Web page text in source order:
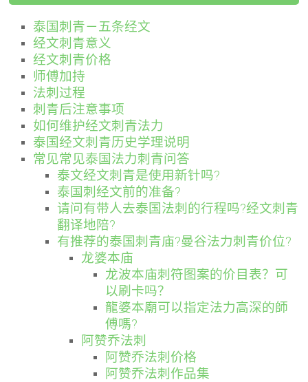
泰国刺青－五条经文
经文刺青意义
经文刺青价格
师傅加持
法刺过程
刺青后注意事项
如何维护经文刺青法力
泰国经文刺青历史学理说明
常见常见泰国法力刺青问答
泰文经文刺青是使用新针吗?
泰国刺经文前的准备?
请问有带人去泰国法刺的行程吗?经文刺青
翻译地陪?
有推荐的泰国刺青庙?曼谷法力刺青价位?
龙婆本庙
龙波本庙刺符图案的价目表？可
以刷卡吗？
龍婆本廟可以指定法力高深的師
傅嗎?
阿赞乔法刺
阿赞乔法刺价格
阿赞乔法刺作品集